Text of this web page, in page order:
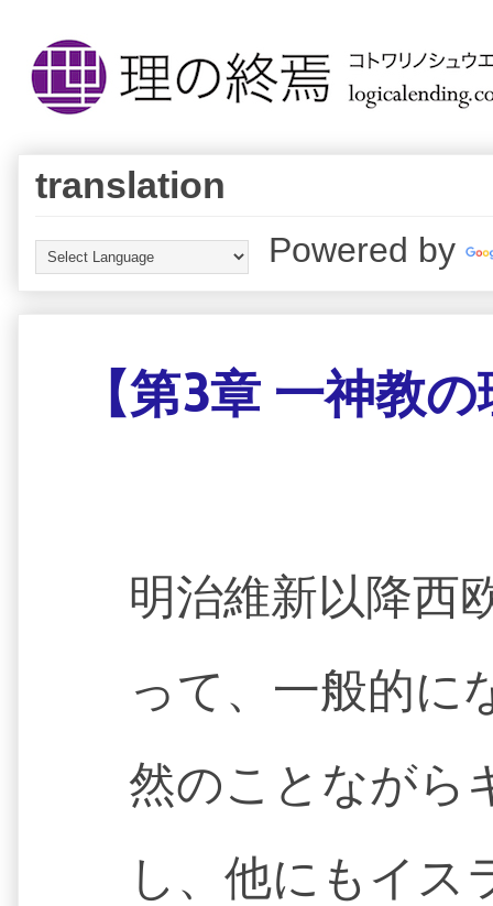
translation
Powered by
【第3章 一神教
明治維新以降西
って、一般的に
然のことながら
し、他にもイス